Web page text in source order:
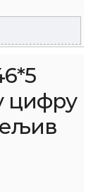
цифру